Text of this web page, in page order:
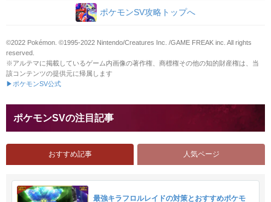
ポケモンSV攻略トップへ
©2022 Pokémon. ©1995-2022 Nintendo/Creatures Inc. /GAME FREAK inc. All rights
reserved.
※アルテマに掲載しているゲーム内画像の著作権、商標権その他の知的財産権は、当
該コンテンツの提供元に帰属します
▶ポケモンSV公式
ポケモンSVの注目記事
おすすめ記事 人気ページ
最強キラフロルレイドの対策とおすすめポケモ